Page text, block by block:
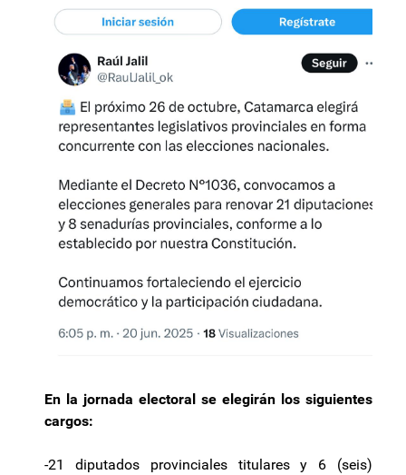
En la jornada electoral se elegirán los siguientes
cargos:
-21 diputados provinciales titulares y 6 (seis)